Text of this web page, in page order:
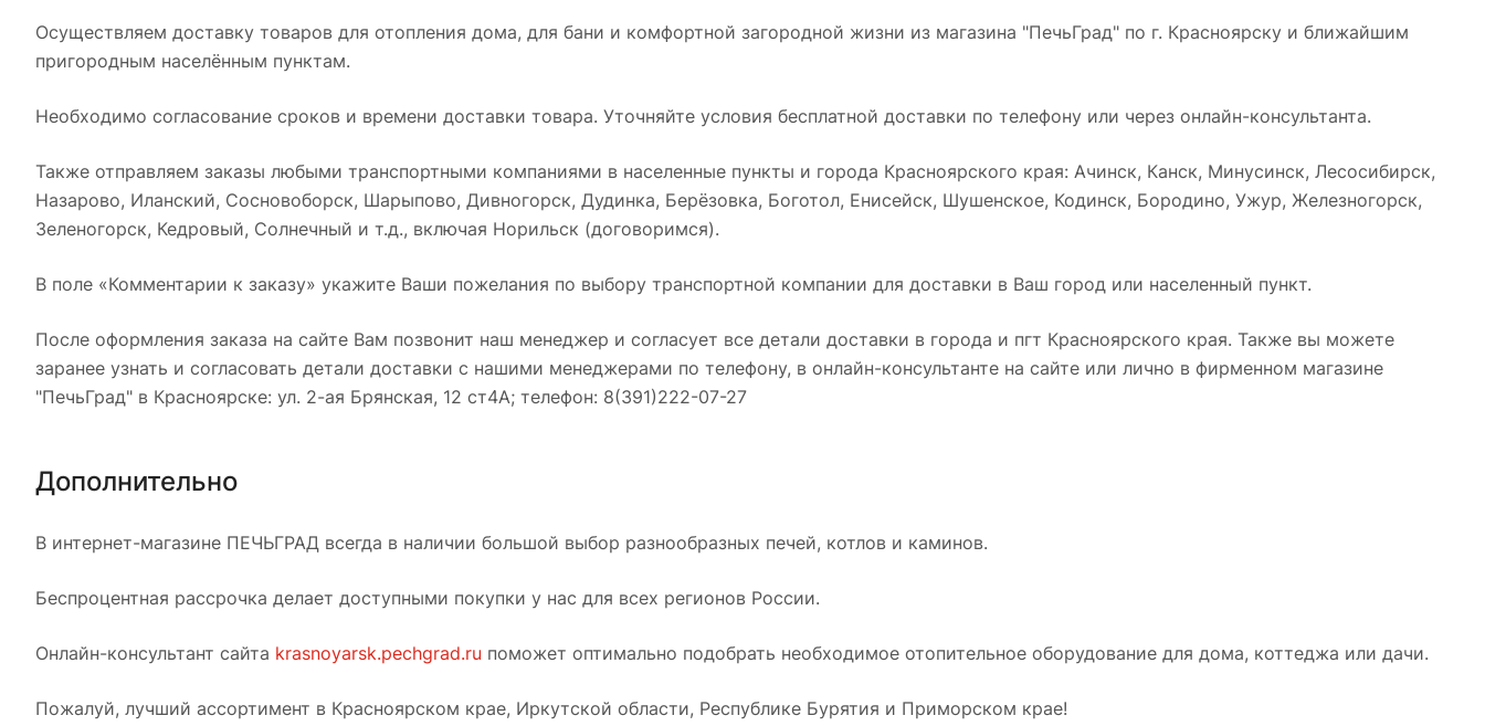
Осуществляем доставку товаров для отопления дома, для бани и комфортной загородной жизни из магазина "ПечьГрад" по г. Красноярску и ближайшим
пригородным населённым пунктам.
Необходимо согласование сроков и времени доставки товара. Уточняйте условия бесплатной доставки по телефону или через онлайн-консультанта.
Также отправляем заказы любыми транспортными компаниями в населенные пункты и города Красноярского края: Ачинск, Канск, Минусинск, Лесосибирск,
Назарово, Иланский, Сосновоборск, Шарыпово, Дивногорск, Дудинка, Берёзовка, Боготол, Енисейск, Шушенское, Кодинск, Бородино, Ужур, Железногорск,
Зеленогорск, Кедровый, Солнечный и т.д., включая Норильск (договоримся).
В поле «Комментарии к заказу» укажите Ваши пожелания по выбору транспортной компании для доставки в Ваш город или населенный пункт.
После оформления заказа на сайте Вам позвонит наш менеджер и согласует все детали доставки в города и пгт Красноярского края. Также вы можете
заранее узнать и согласовать детали доставки с нашими менеджерами по телефону, в онлайн-консультанте на сайте или лично в фирменном магазине
"ПечьГрад" в Красноярске: ул. 2-ая Брянская, 12 ст4А; телефон: 8(391)222-07-27
Дополнительно
В интернет-магазине ПЕЧЬГРАД всегда в наличии большой выбор разнообразных печей, котлов и каминов.
Беспроцентная рассрочка делает доступными покупки у нас для всех регионов России.
Онлайн-консультант сайта krasnoyarsk.pechgrad.ru поможет оптимально подобрать необходимое отопительное оборудование для дома, коттеджа или дачи.
Пожалуй, лучший ассортимент в Красноярском крае, Иркутской области, Республике Бурятия и Приморском крае!